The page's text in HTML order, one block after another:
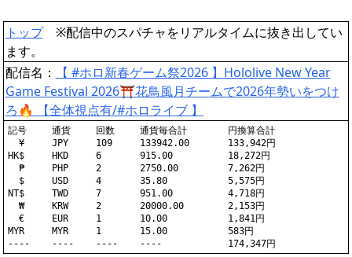
トップ※配信中のスパチャをリアルタイムに抜き出してい
ます。
配信名：
【 #ホロ新春ゲーム祭2026 】Hololive New Year
Game Festival 2026⛩️花鳥風月チームで2026年勢いをつけ
ろ🔥 【全体視点有/#ホロライブ 】
記号	通貨	回数	通貨毎合計	円換算合計
  ¥	JPY	109	133942.00	133,942円
HK$	HKD	6	915.00		18,272円
  ₱	PHP	2	2750.00		7,262円
  $	USD	4	35.80		5,575円
NT$	TWD	7	951.00		4,718円
  ₩	KRW	2	20000.00	2,153円
  €	EUR	1	10.00		1,841円
MYR	MYR	1	15.00		583円